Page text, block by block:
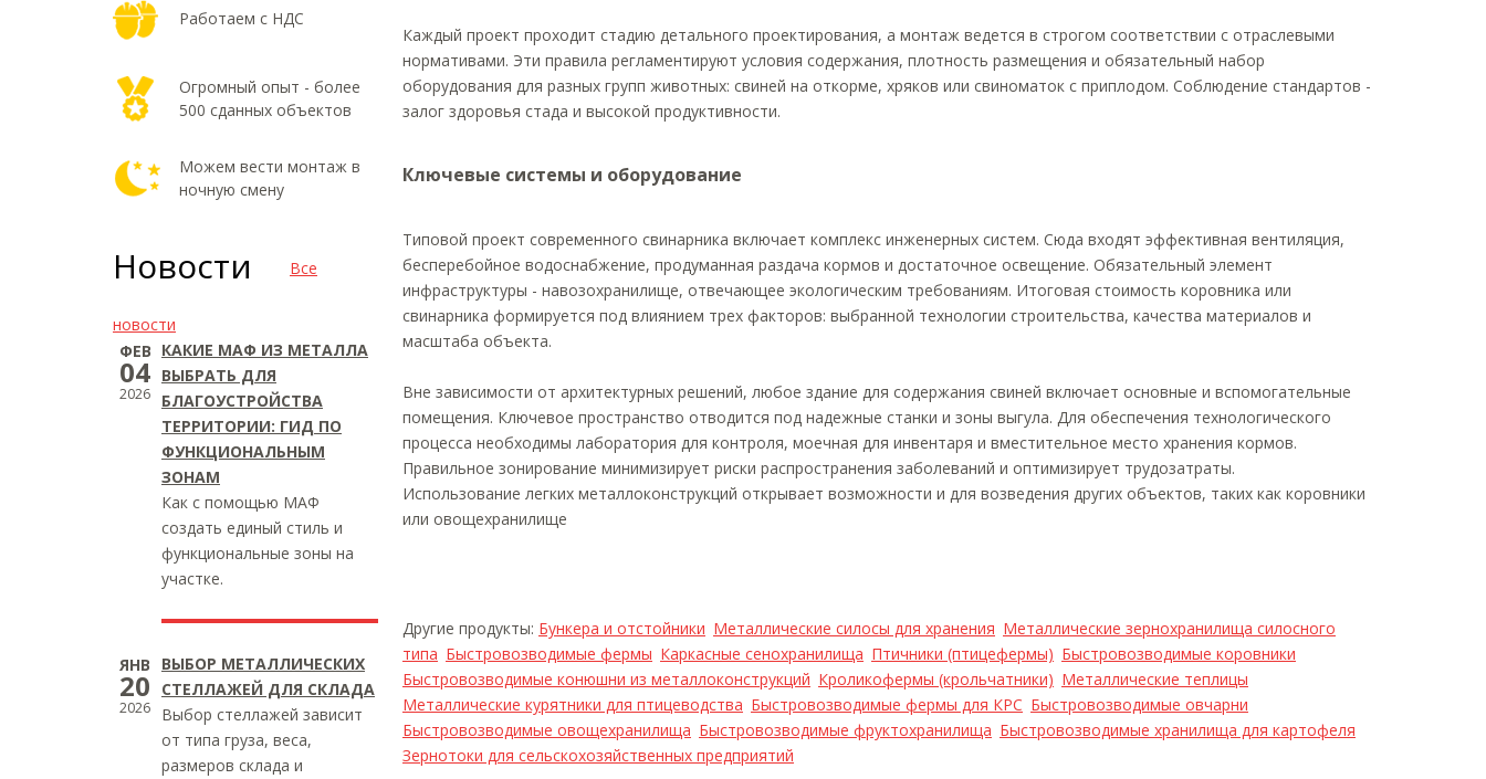
Каждый проект проходит стадию детального проектирования, а монтаж ведется в строгом соответствии с отраслевыми
нормативами. Эти правила регламентируют условия содержания, плотность размещения и обязательный набор
оборудования для разных групп животных: свиней на откорме, хряков или свиноматок с приплодом. Соблюдение стандартов -
залог здоровья стада и высокой продуктивности.
Ключевые системы и оборудование
Типовой проект современного свинарника включает комплекс инженерных систем. Сюда входят эффективная вентиляция,
бесперебойное водоснабжение, продуманная раздача кормов и достаточное освещение. Обязательный элемент
инфраструктуры - навозохранилище, отвечающее экологическим требованиям. Итоговая стоимость коровника или
свинарника формируется под влиянием трех факторов: выбранной технологии строительства, качества материалов и
масштаба объекта.
Вне зависимости от архитектурных решений, любое здание для содержания свиней включает основные и вспомогательные
помещения. Ключевое пространство отводится под надежные станки и зоны выгула. Для обеспечения технологического
процесса необходимы лаборатория для контроля, моечная для инвентаря и вместительное место хранения кормов.
Правильное зонирование минимизирует риски распространения заболеваний и оптимизирует трудозатраты.
Использование легких металлоконструкций открывает возможности и для возведения других объектов, таких как коровники
или овощехранилище
Другие продукты: Бункера и отстойники Металлические силосы для хранения Металлические зернохранилища силосного
типа Быстровозводимые фермы Каркасные сенохранилища Птичники (птицефермы) Быстровозводимые коровники
Быстровозводимые конюшни из металлоконструкций Кроликофермы (крольчатники) Металлические теплицы
Металлические курятники для птицеводства Быстровозводимые фермы для КРС Быстровозводимые овчарни
Быстровозводимые овощехранилища Быстровозводимые фруктохранилища Быстровозводимые хранилища для картофеля
Зернотоки для сельскохозяйственных предприятий
Работаем с НДС
Огромный опыт - более
500 сданных объектов
Можем вести монтаж в
ночную смену
Новости Все
новости
ФЕВ
04
2026
КАКИЕ МАФ ИЗ МЕТАЛЛА
ВЫБРАТЬ ДЛЯ
БЛАГОУСТРОЙСТВА
ТЕРРИТОРИИ: ГИД ПО
ФУНКЦИОНАЛЬНЫМ
ЗОНАМ
Как с помощью МАФ
создать единый стиль и
функциональные зоны на
участке.
ЯНВ
20
2026
ВЫБОР МЕТАЛЛИЧЕСКИХ
СТЕЛЛАЖЕЙ ДЛЯ СКЛАДА
Выбор стеллажей зависит
от типа груза, веса,
размеров склада и